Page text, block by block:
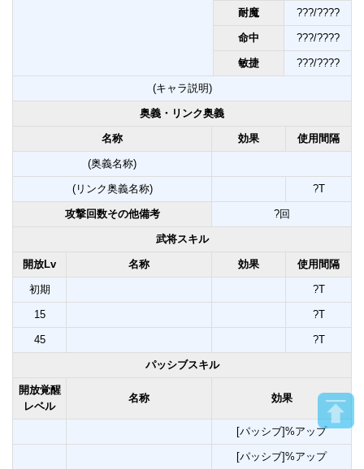
耐魔 ???/????
命中 ???/????
敏捷 ???/????
(キャラ説明)
奥義・リンク奥義
名称 効果 使用間隔
(奥義名称)
(リンク奥義名称) ?T
攻撃回数その他備考 ?回
武将スキル
開放Lv 名称 効果 使用間隔
初期 ?T
15 ?T
45 ?T
パッシブスキル
開放覚醒
レベル
名称 効果
[パッシブ]%アップ
[パッシブ]%アップ